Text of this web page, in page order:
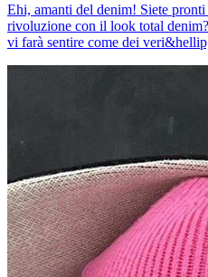
Ehi, amanti del denim! Siete pronti
rivoluzione con il look total
vi farà sentire come dei